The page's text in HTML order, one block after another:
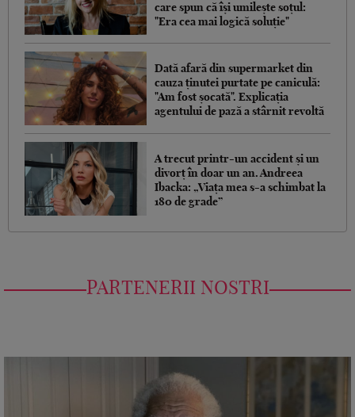
care spun că își umilește soțul:
"Era cea mai logică soluție"
Dată afară din supermarket din
cauza ținutei purtate pe caniculă:
"Am fost șocată". Explicația
agentului de pază a stârnit revoltă
A trecut printr-un accident și un
divorț în doar un an. Andreea
Ibacka: „Viața mea s-a schimbat la
180 de grade”
PARTENERII NOSTRI